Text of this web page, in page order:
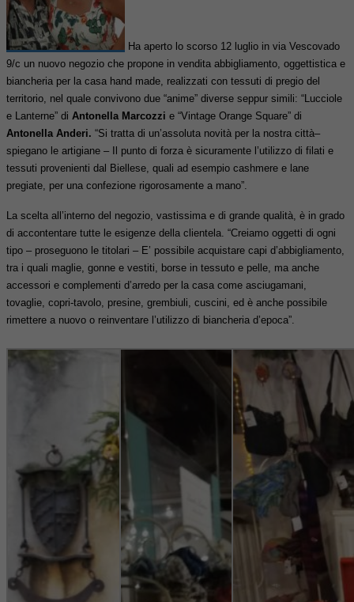
Ha aperto lo scorso 12 luglio in via Vescovado
9/c un nuovo negozio che propone in vendita abbigliamento, oggettistica e
biancheria per la casa hand made, realizzati con tessuti di pregio del
territorio, nel quale convivono due “anime” diverse seppur simili: “Lucciole
e Lanterne” di Antonella Marcozzi e “Vintage Orange Square” di
Antonella Anderi. “Si tratta di un’assoluta novità per la nostra città–
spiegano le artigiane – Il punto di forza è sicuramente l’utilizzo di filati e
tessuti provenienti dal Biellese, quali ad esempio cashmere e lane
pregiate, per una confezione rigorosamente a mano”.
La scelta all’interno del negozio, vastissima e di grande qualità, è in grado
di accontentare tutte le esigenze della clientela. “Creiamo oggetti di ogni
tipo – proseguono le titolari – E’ possibile acquistare capi d’abbigliamento,
tra i quali maglie, gonne e vestiti, borse in tessuto e pelle, ma anche
accessori e complementi d’arredo per la casa come asciugamani,
tovaglie, copri-tavolo, presine, grembiuli, cuscini, ed è anche possibile
rimettere a nuovo o reinventare l’utilizzo di biancheria d’epoca”.